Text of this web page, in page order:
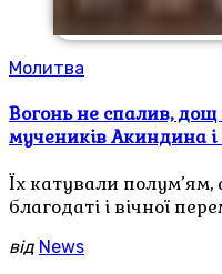
Молитва
Вогонь не спалив, дощ
мучеників Акиндина і
Їх катували
благодаті і вічної
від News